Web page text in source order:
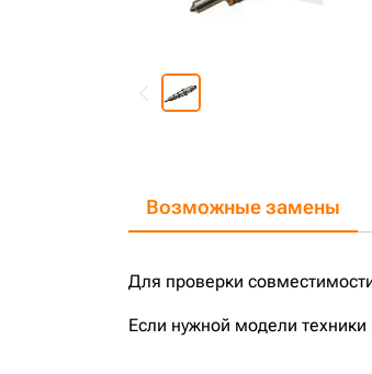
Возможные замены
Для проверки
Если нужной модели